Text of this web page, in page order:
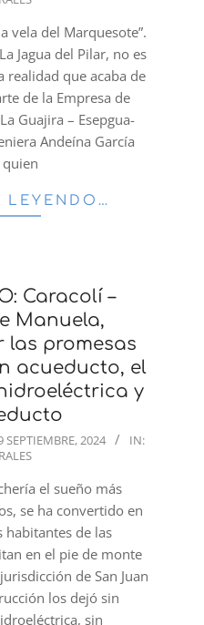
vela del Marquesote”.
Jagua del Pilar, no es
realidad que acaba de
de la Empresa de
Guajira – Esepgua-
Andeína García
LEYENDO…
Caracolí –
Manuela,
promesas
acueducto, el
y
SEPTIEMBRE, 2024
IN:
el sueño más
se ha convertido en
de las
en el pie de monte
de San Juan
los dejó sin
sin